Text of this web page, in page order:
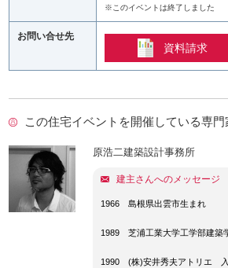
※このイベントは終了しました
お問い合せ先
資料請求
この住宅イベントを開催している専門
原浩二建築設計事務所
建主さんへのメッセージ
1966 島根県出雲市生まれ
1989 芝浦工業大学工学部建
1990 (株)安井秀夫アトリエ